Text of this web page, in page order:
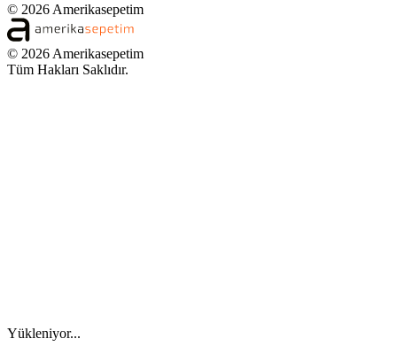
© 2026 Amerikasepetim
© 2026 Amerikasepetim
Tüm Hakları Saklıdır.
Yükleniyor...